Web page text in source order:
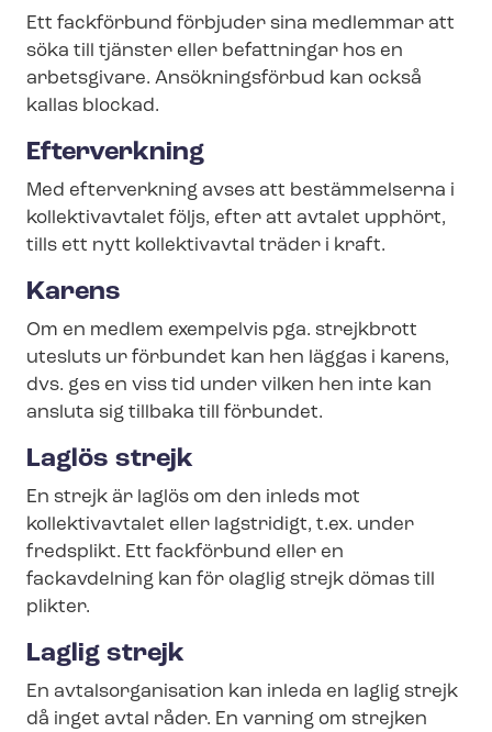
Ett fackförbund förbjuder sina medlemmar att
söka till tjänster eller befattningar hos en
arbetsgivare. Ansökningsförbud kan också
kallas blockad.
Efterverkning
Med efterverkning avses att bestämmelserna i
kollektivavtalet följs, efter att avtalet upphört,
tills ett nytt kollektivavtal träder i kraft.
Karens
Om en medlem exempelvis pga. strejkbrott
utesluts ur förbundet kan hen läggas i karens,
dvs. ges en viss tid under vilken hen inte kan
ansluta sig tillbaka till förbundet.
Laglös strejk
En strejk är laglös om den inleds mot
kollektivavtalet eller lagstridigt, t.ex. under
fredsplikt. Ett fackförbund eller en
fackavdelning kan för olaglig strejk dömas till
plikter.
Laglig strejk
En av­tals­or­ga­ni­sa­tion kan inleda en laglig strejk
då inget avtal råder. En varning om strejken